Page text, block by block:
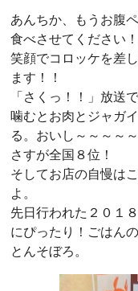
あんちか、もうお腹
食べさせてください
笑顔でコロッケを差
ます！！
「さくっ！！」放送
噛むとお肉とジャガ
る。おいし～～～～～
さすが全国８位！
そしてお店の自慢は
よ。
先日行われた２０１
にぴったり！ごはん
とんそぼろ。